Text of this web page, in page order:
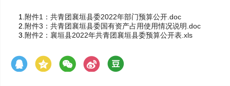
1. 附件1：共青团襄垣县委2022年部门预算公开.doc
2. 附件3：共青团襄垣县委国有资产占用使用情况说明.doc
3. 附件2：襄垣县2022年共青团襄垣县委预算公开表.xls